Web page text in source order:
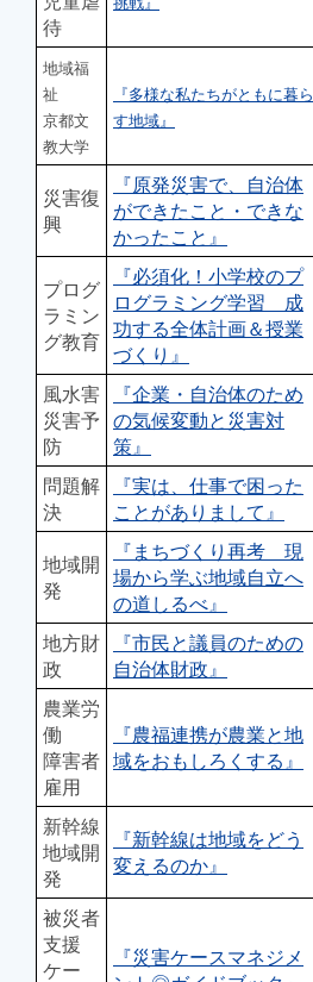
待
地域福
祉
京都文
教大学
『多様な私たちがともに暮ら
す地域』
災害復
興
『原発災害で、自治体
ができたこと・できな
かったこと』
プログ
ラミン
グ教育
『必須化！小学校のプ
ログラミング学習 成
功する全体計画＆授業
づくり』
風水害
災害予
防
『企業・自治体のため
の気候変動と災害対
策』
問題解
決
『実は、仕事で困った
ことがありまして』
地域開
発
『まちづくり再考 現
場から学ぶ地域自立へ
の道しるべ』
地方財
政
『市民と議員のための
自治体財政』
農業労
働
障害者
雇用
『農福連携が農業と地
域をおもしろくする』
新幹線
地域開
発
『新幹線は地域をどう
変えるのか』
被災者
支援
ケー
『災害ケースマネジメ